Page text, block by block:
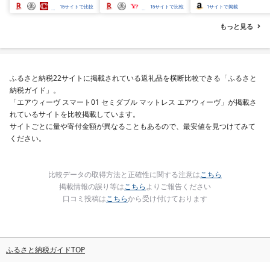
15サイトで比較 15サイトで比較 1サイトで掲載
もっと見る
ふるさと納税22サイトに掲載されている返礼品を横断比較できる「ふるさと
納税ガイド」。
「エアウィーヴ スマート01 セミダブル マットレス エアウィーヴ」が掲載さ
れているサイトを比較掲載しています。
サイトごとに量や寄付金額が異なることもあるので、最安値を見つけてみて
ください。
比較データの取得方法と正確性に関する注意はこちら
掲載情報の誤り等はこちらよりご報告ください
口コミ投稿はこちらから受け付けております
ふるさと納税ガイドTOP